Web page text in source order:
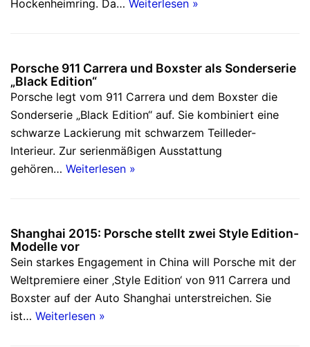
Hockenheimring. Da… Weiterlesen »
Porsche 911 Carrera und Boxster als Sonderserie
„Black Edition“
Porsche legt vom 911 Carrera und dem Boxster die
Sonderserie „Black Edition“ auf. Sie kombiniert eine
schwarze Lackierung mit schwarzem Teilleder-
Interieur. Zur serienmäßigen Ausstattung
gehören… Weiterlesen »
Shanghai 2015: Porsche stellt zwei Style Edition-
Modelle vor
Sein starkes Engagement in China will Porsche mit der
Weltpremiere einer ‚Style Edition‘ von 911 Carrera und
Boxster auf der Auto Shanghai unterstreichen. Sie
ist… Weiterlesen »